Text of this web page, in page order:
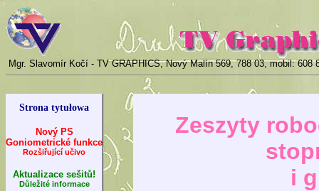
Mgr. Slavomír Kočí - TV GRAPHICS, Nový Malín 569, 788 03, mobil: 608
Strona tytułowa
Nový PS
Goniometrické funkce
Rozšiřující učivo
Aktualizace sešitů!
Důležité informace
Zeszyty
i